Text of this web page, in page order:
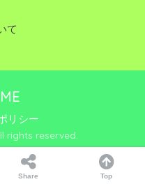
て
リシー
rights reserved.
Share Top